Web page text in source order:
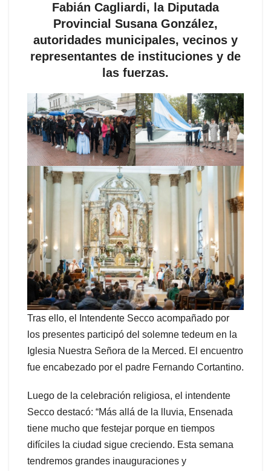
Fabián Cagliardi, la Diputada
Provincial Susana González,
autoridades municipales, vecinos y
representantes de instituciones y de
las fuerzas.
Tras ello, el Intendente Secco acompañado por
los presentes participó del solemne tedeum en la
Iglesia Nuestra Señora de la Merced. El encuentro
fue encabezado por el padre Fernando Cortantino.
Luego de la celebración religiosa, el intendente
Secco destacó: “Más allá de la lluvia, Ensenada
tiene mucho que festejar porque en tiempos
difíciles la ciudad sigue creciendo. Esta semana
tendremos grandes inauguraciones y